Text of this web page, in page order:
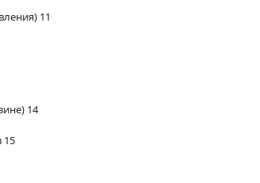
11
14
15